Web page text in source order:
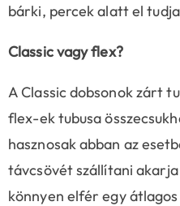
bárki, percek alatt el
Classic vagy flex?
A Classic dobsonok zárt
flex-ek tubusa
hasznosak abban az
távcsövét szállítani akarja
könnyen elfér egy